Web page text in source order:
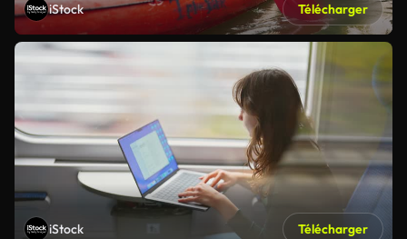
iStock Télécharger
iStock Télécharger